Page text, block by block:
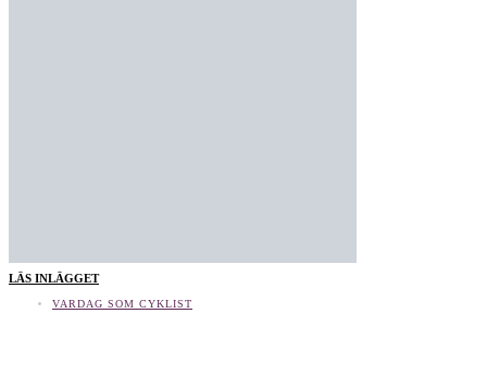
LÄS INLÄGGET
VARDAG SOM CYKLIST